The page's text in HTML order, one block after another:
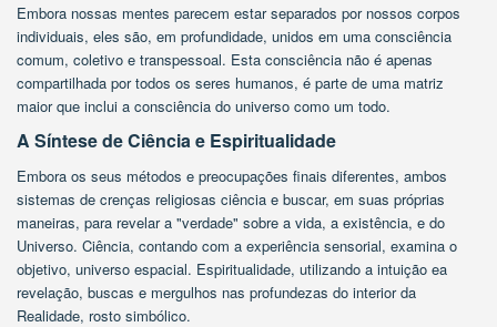
Embora nossas mentes parecem estar separados por nossos corpos
individuais, eles são, em profundidade, unidos em uma consciência
comum, coletivo e transpessoal. Esta consciência não é apenas
compartilhada por todos os seres humanos, é parte de uma matriz
maior que inclui a consciência do universo como um todo.
A Síntese deCiência e Espiritualidade
Embora os seus métodos e preocupações finais diferentes, ambos
sistemas de crenças religiosas ciência e buscar, em suas próprias
maneiras, para revelar a "verdade" sobre a vida, a existência, e do
Universo. Ciência, contando com a experiência sensorial, examina o
objetivo, universo espacial. Espiritualidade, utilizando a intuição ea
revelação, buscas e mergulhos nas profundezas do interior da
Realidade, rosto simbólico.